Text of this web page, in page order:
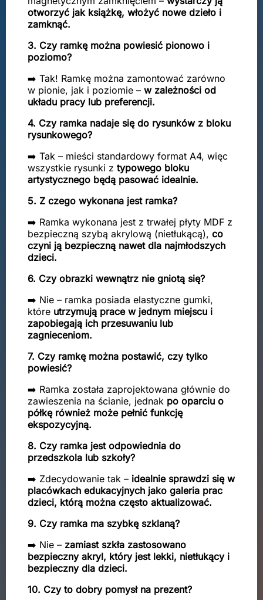
otworzyć jak książkę, włożyć nowe dzieło i
zamknąć.
3. Czy ramkę można powiesić pionowo i
poziomo?
➡️ Tak! Ramkę można zamontować zarówno
w pionie, jak i poziomie – w zależności od
układu pracy lub preferencji.
4. Czy ramka nadaje się do rysunków z bloku
rysunkowego?
➡️ Tak – mieści standardowy format A4, więc
wszystkie rysunki z typowego bloku
artystycznego będą pasować idealnie.
5. Z czego wykonana jest ramka?
➡️ Ramka wykonana jest z trwałej płyty MDF z
bezpieczną szybą akrylową (nietłukącą), co
czyni ją bezpieczną nawet dla najmłodszych
dzieci.
6. Czy obrazki wewnątrz nie gniotą się?
➡️ Nie – ramka posiada elastyczne gumki,
które utrzymują prace w jednym miejscu i
zapobiegają ich przesuwaniu lub
zagnieceniom.
7. Czy ramkę można postawić, czy tylko
powiesić?
➡️ Ramka została zaprojektowana głównie do
zawieszenia na ścianie, jednak po oparciu o
półkę również może pełnić funkcję
ekspozycyjną.
8. Czy ramka jest odpowiednia do
przedszkola lub szkoły?
➡️ Zdecydowanie tak – idealnie sprawdzi się w
placówkach edukacyjnych jako galeria prac
dzieci, którą można często aktualizować.
9. Czy ramka ma szybkę szklaną?
➡️ Nie – zamiast szkła zastosowano
bezpieczny akryl, który jest lekki, nietłukący i
bezpieczny dla dzieci.
10. Czy to dobry pomysł na prezent?